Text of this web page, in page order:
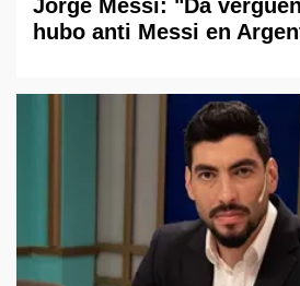
Jorge Messi: "Da
hubo anti Messi en